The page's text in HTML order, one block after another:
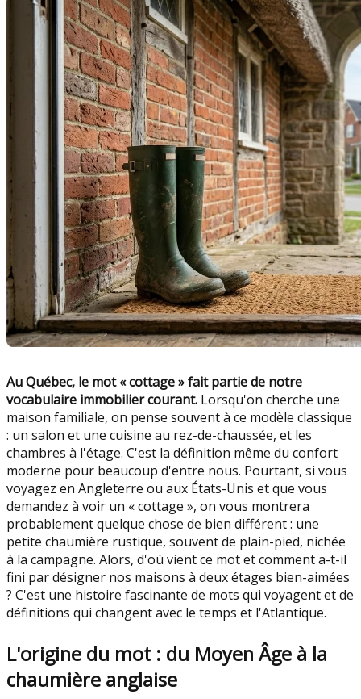
Au Québec, le mot « cottage » fait partie de notre
vocabulaire immobilier courant. Lorsqu'on cherche une
maison familiale, on pense souvent à ce modèle classique
: un salon et une cuisine au rez-de-chaussée, et les
chambres à l'étage. C'est la définition même du confort
moderne pour beaucoup d'entre nous. Pourtant, si vous
voyagez en Angleterre ou aux États-Unis et que vous
demandez à voir un « cottage », on vous montrera
probablement quelque chose de bien différent : une
petite chaumière rustique, souvent de plain-pied, nichée
à la campagne. Alors, d'où vient ce mot et comment a-t-il
fini par désigner nos maisons à deux étages bien-aimées
? C'est une histoire fascinante de mots qui voyagent et de
définitions qui changent avec le temps et l'Atlantique.
L'origine du mot : du Moyen Âge à la
chaumière anglaise